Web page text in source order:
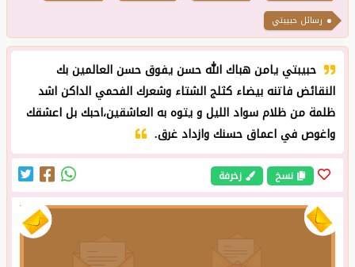
رسائل حبيبتي
حبيبتي يامن هباك الله حسن يفوق حسن العالمين بك
النقائض فاتنه بيضاء كثلج الشتاء وشعرك الفحمي الداكن اشد
ظلمة من ظلام سواد الليل و يتوه به العاشقين،احبك بل اعشقك
واغوص في اعماق حسنك وازداد غرق.
نسخ زخرفة